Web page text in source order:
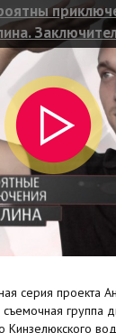
серия проекта
группа
Кинзелюкского